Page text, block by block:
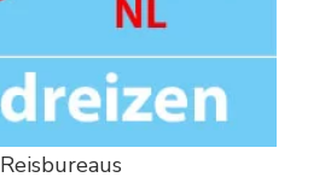
Reisbureaus